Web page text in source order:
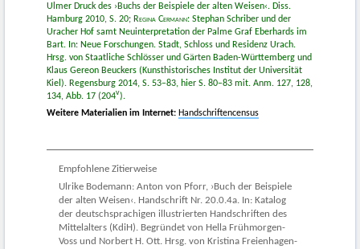
Ulmer Druck des ›Buchs der Beispiele der alten Weisen‹. Diss.
Hamburg 2010, S. 20; Regina Cermann: Stephan Schriber und der
Uracher Hof samt Neuinterpretation der Palme Graf Eberhards im
Bart. In: Neue Forschungen. Stadt, Schloss und Residenz Urach.
Hrsg. von Staatliche Schlösser und Gärten Baden-Württemberg und
Klaus Gereon Beuckers (Kunsthistorisches Institut der Universität
Kiel). Regensburg 2014, S. 53–83, hier S. 80–83 mit. Anm. 127, 128,
134, Abb. 17 (204v).
Weitere Materialien im Internet: Handschriftencensus
Empfohlene Zitierweise
Ulrike Bodemann: Anton von Pforr, ›Buch der Beispiele
der alten Weisen‹. Handschrift Nr. 20.0.4a. In: Katalog
der deutschsprachigen illustrierten Handschriften des
Mittelalters (KdiH). Begründet von Hella Frühmorgen-
Voss und Norbert H. Ott. Hrsg. von Kristina Freienhagen-